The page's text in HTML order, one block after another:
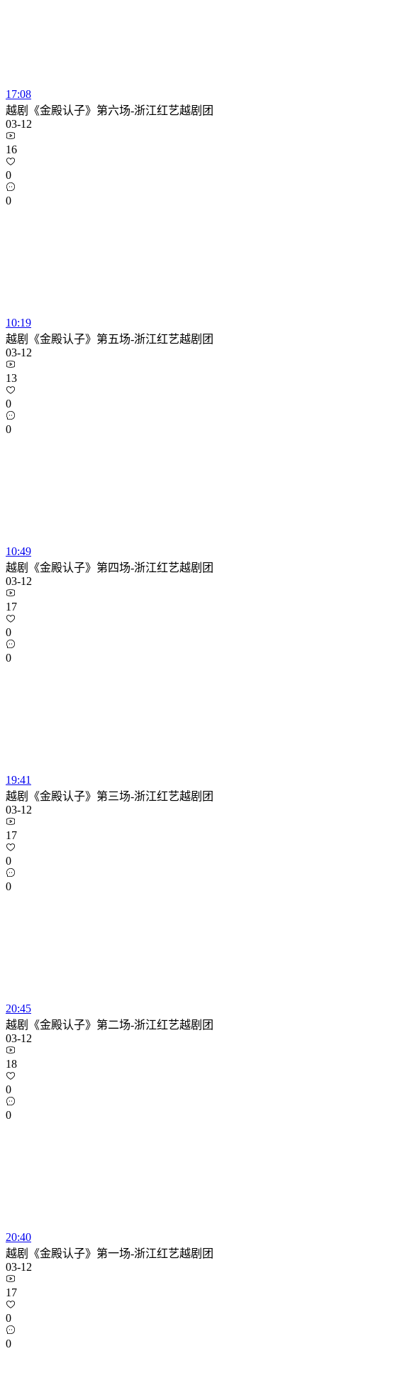
17:08
越剧《金殿认子》第六场-浙江红艺越剧团
03-12
16
0
0
10:19
越剧《金殿认子》第五场-浙江红艺越剧团
03-12
13
0
0
10:49
越剧《金殿认子》第四场-浙江红艺越剧团
03-12
17
0
0
19:41
越剧《金殿认子》第三场-浙江红艺越剧团
03-12
17
0
0
20:45
越剧《金殿认子》第二场-浙江红艺越剧团
03-12
18
0
0
20:40
越剧《金殿认子》第一场-浙江红艺越剧团
03-12
17
0
0